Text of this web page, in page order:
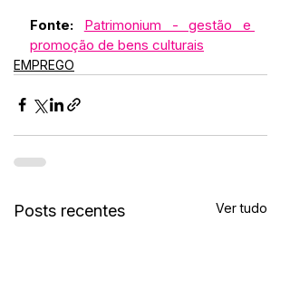
Fonte:
Patrimonium - gestão e
promoção de bens culturais
EMPREGO
Posts recentes Ver tudo